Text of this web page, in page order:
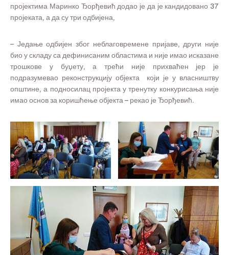
пројектима Маринко Ђорђевић додао је да је кандидовано 37
пројеката, а да су три одбијена,
– Једање одбијен због неблаговремене пријаве, други није
био у складу са дефинисаним областима и није имао исказане
трошкове у буџету, а трећи није прихваћен јер је
подразумевао реконструкцију објекта који је у власништву
општине, а подносилац пројекта у тренутку конкурисања није
имао основ за коришћење објекта – рекао је Ђорђевић.